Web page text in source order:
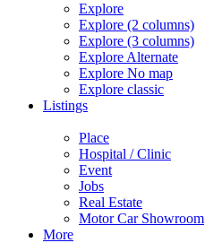
Explore
Explore (2 columns)
Explore (3 columns)
Explore Alternate
Explore No map
Explore classic
Listings
Place
Hospital / Clinic
Event
Jobs
Real Estate
Motor Car Showroom
More